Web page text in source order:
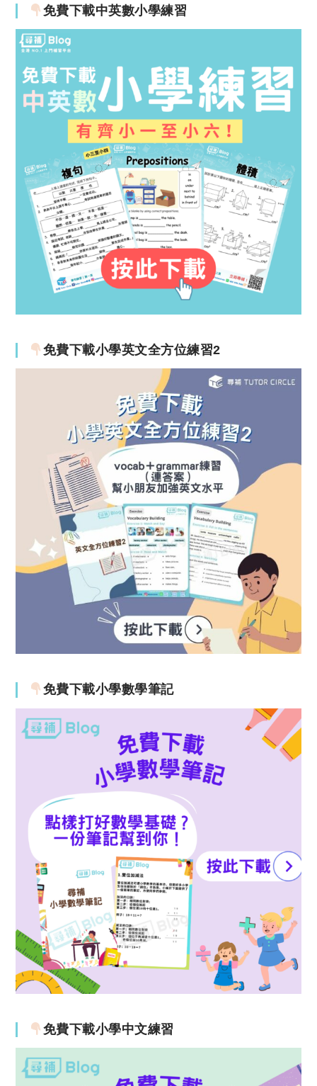
免費下載中英數小學練習
免費下載小學英文全方位練習2
免費下載小學數學筆記
免費下載小學中文練習